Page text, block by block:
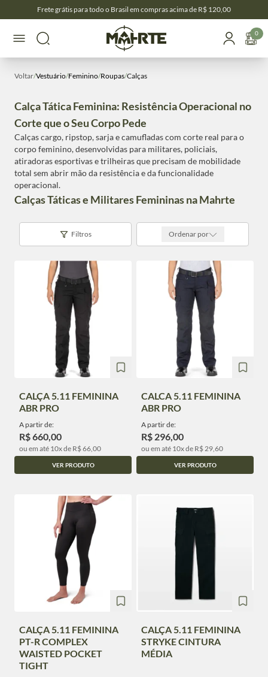
Frete grátis para todo o Brasil em compras acima de R$ 120,00
0
Voltar/Vestuário/Feminino/Roupas/Calças
Calça Tática Feminina: Resistência Operacional no
Corte que o Seu Corpo Pede
Calças cargo, ripstop, sarja e camufladas com corte real para o
corpo feminino, desenvolvidas para militares, policiais,
atiradoras esportivas e trilheiras que precisam de mobilidade
total sem abrir mão da resistência e da funcionalidade
operacional.
Calças Táticas e Militares Femininas na Mahrte
Filtros Ordenar por
CALÇA 5.11 FEMININA
ABR PRO
A partir de:
R$ 660,00
ou em até 10x de R$ 66,00
VER PRODUTO
CALCA 5.11 FEMININA
ABR PRO
A partir de:
R$ 296,00
ou em até 10x de R$ 29,60
VER PRODUTO
CALÇA 5.11 FEMININA
PT-R COMPLEX
WAISTED POCKET
TIGHT
CALÇA 5.11 FEMININA
STRYKE CINTURA
MÉDIA